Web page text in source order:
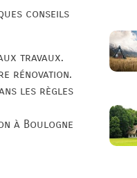
conseils
travaux.
rénovation.
les règles
à Boulogne